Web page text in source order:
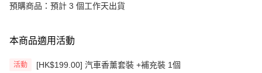
預購商品：預計 3 個工作天出貨
本商品適用活動
活動 [HK$199.00] 汽車香薰套裝 +補充裝 1個